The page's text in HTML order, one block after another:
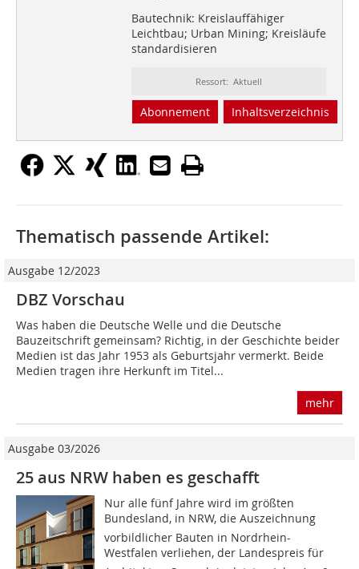
Bautechnik: Kreislauffähiger
Leichtbau; Urban Mining; Kreisläufe
standardisieren
Ressort: Aktuell
Abonnement Inhaltsverzeichnis
Thematisch passende Artikel:
Ausgabe 12/2023
DBZ Vorschau
Was haben die Deutsche Welle und die Deutsche
Bauzeitschrift gemeinsam? Richtig, in der Geschichte beider
Medien ist das Jahr 1953 als Geburtsjahr vermerkt. Beide
Medien tragen ihre Herkunft im Titel...
mehr
Ausgabe 03/2026
25 aus NRW haben es geschafft
Nur alle fünf Jahre wird im größten
Bundesland, in NRW, die Auszeichnung
vorbildlicher Bauten in Nordrhein-
Westfalen verliehen, der Landespreis für